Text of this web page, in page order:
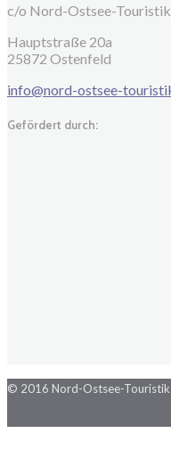
c/o Nord-Ostsee-
Hauptstraße 20a
25872 Ostenfeld
info@nord-ostsee-
Gefördert durch:
© 2016 Nord-Ostsee-Touristik